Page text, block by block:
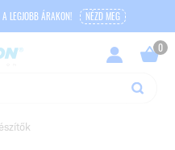
LEGJOBB ÁRAKON! NÉZD MEG